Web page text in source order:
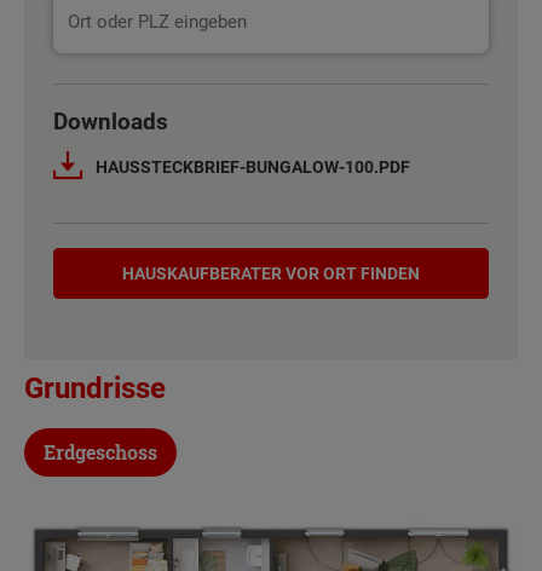
Basisinformation
Außenmaße 8.5 m x 13.75 m
Downloads
HAUSSTECKBRIEF-BUNGALOW-100.PDF
Hauskaufberater
HAUSKAUF­BERATER VOR ORT FINDEN
Grundrisse
Erdgeschoss